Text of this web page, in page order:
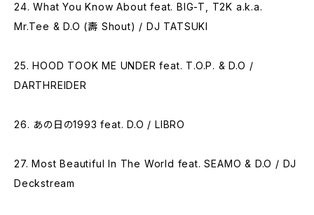
24. What You Know About feat. BIG-T, T2K a.k.a.
Mr.Tee & D.O (壽 Shout) / DJ TATSUKI
25. HOOD TOOK ME UNDER feat. T.O.P. & D.O /
DARTHREIDER
26. あの日の1993 feat. D.O / LIBRO
27. Most Beautiful In The World feat. SEAMO & D.O / DJ
Deckstream